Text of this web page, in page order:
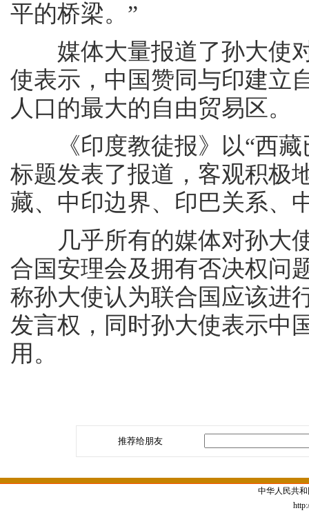
平的桥梁。”
媒体大量报道了孙大使对
使表示，中国赞同与印建立
人口的最大的自由贸易区。
《印度教徒报》以“西藏
标题发表了报道，客观积极
藏、中印边界、印巴关系、
几乎所有的媒体对孙大使
合国安理会及拥有否决权问
称孙大使认为联合国应该进
发言权，同时孙大使表示中
用。
推荐给朋友
中华人民共